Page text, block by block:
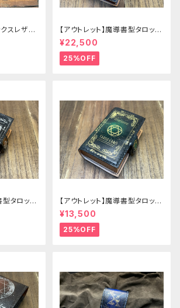
クスレザー
長財布
【アウトレット】魔導書型タロット
カードケース Grimoire 青の書
¥22,500
25%OFF
型タロット
mini
【アウトレット】魔導書型タロット
カードケース Grimoire mini
緑の書
¥13,500
25%OFF